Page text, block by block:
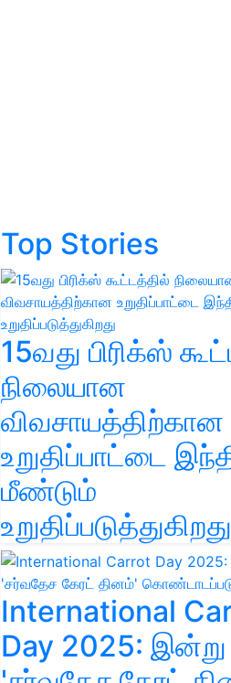
Top Stories
15வது பிரிக்ஸ்
நிலையான
விவசாயத்திற்கான
உறுதிப்பாட்டை
மீண்டும்
உறுதிப்படுத்துகிறது
International
Day 2025: